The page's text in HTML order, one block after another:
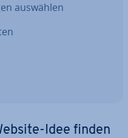
auswählen
Idee finden